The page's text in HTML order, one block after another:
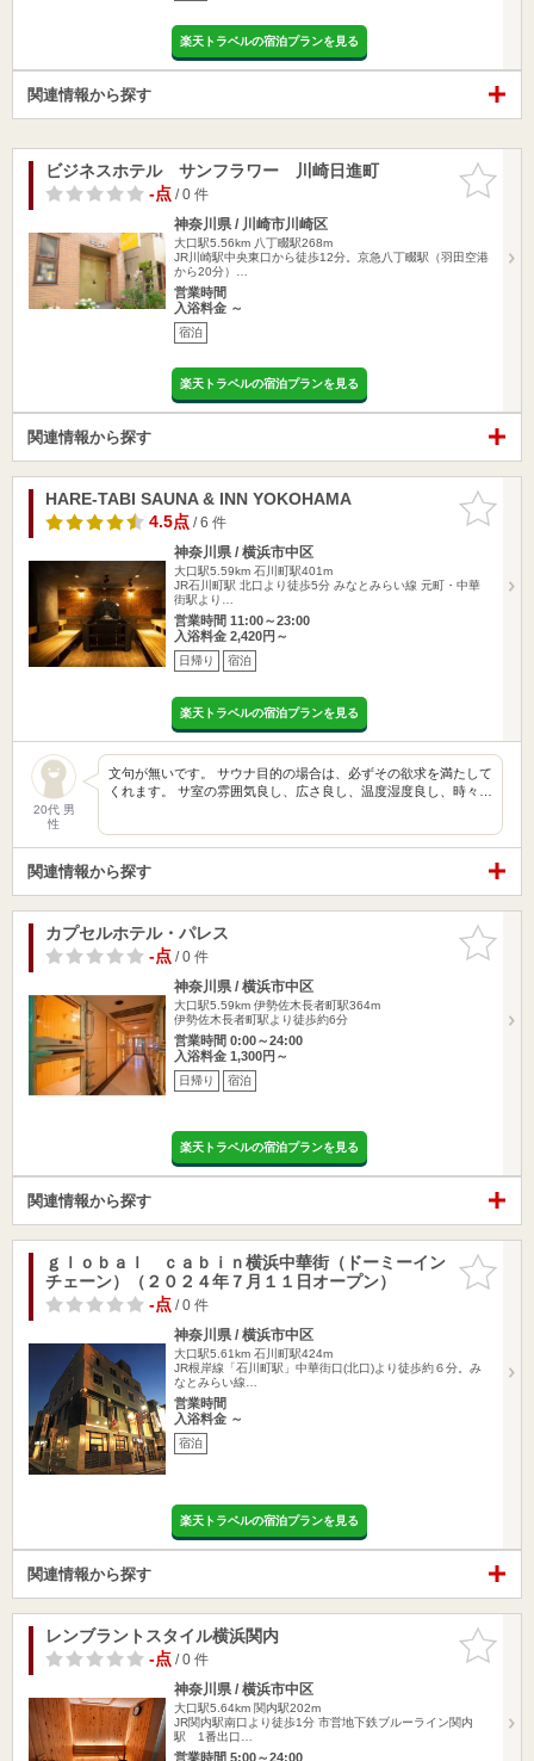
楽天トラベルの宿泊プランを見る
関連情報から探す
お気に入
りに追加
ビジネスホテル サンフラワー 川崎日進町
-点/ 0 件
神奈川県 / 川崎市川崎区
大口駅5.56km 八丁畷駅268m
JR川崎駅中央東口から徒歩12分。京急八丁畷駅（羽田空港
から20分）…
営業時間
入浴料金 ～
宿泊
楽天トラベルの宿泊プランを見る
関連情報から探す
お気に入
りに追加
HARE-TABI SAUNA & INN YOKOHAMA
4.5点/ 6 件
神奈川県 / 横浜市中区
大口駅5.59km 石川町駅401m
JR石川町駅 北口より徒歩5分 みなとみらい線 元町・中華
街駅より…
営業時間 11:00～23:00
入浴料金 2,420円～
日帰り 宿泊
楽天トラベルの宿泊プランを見る
20代 男
性
文句が無いです。 サウナ目的の場合は、必ずその欲求を満たして
くれます。 サ室の雰囲気良し、広さ良し、温度湿度良し、時々…
関連情報から探す
お気に入
りに追加
カプセルホテル・パレス
-点/ 0 件
神奈川県 / 横浜市中区
大口駅5.59km 伊勢佐木長者町駅364m
伊勢佐木長者町駅より徒歩約6分
営業時間 0:00～24:00
入浴料金 1,300円～
日帰り 宿泊
楽天トラベルの宿泊プランを見る
関連情報から探す
お気に入
りに追加
ｇｌｏｂａｌ ｃａｂｉｎ横浜中華街（ドーミーイン
チェーン）（２０２４年７月１１日オープン）
-点/ 0 件
神奈川県 / 横浜市中区
大口駅5.61km 石川町駅424m
JR根岸線「石川町駅」中華街口(北口)より徒歩約６分。み
なとみらい線…
営業時間
入浴料金 ～
宿泊
楽天トラベルの宿泊プランを見る
関連情報から探す
お気に入
りに追加
レンブラントスタイル横浜関内
-点/ 0 件
神奈川県 / 横浜市中区
大口駅5.64km 関内駅202m
JR関内駅南口より徒歩1分 市営地下鉄ブルーライン関内
駅 1番出口…
営業時間 5:00～24:00